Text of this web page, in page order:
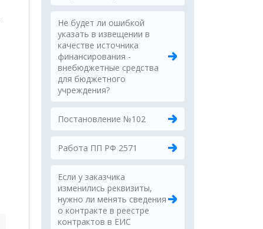
Не будет ли ошибкой
указать в извещении в
качестве источника
финансирования -
внебюджетные средства
для бюджетного
учреждения?
Постановление №102
Работа ПП РФ 2571
Если у заказчика
изменились реквизиты,
нужно ли менять сведения
о контракте в реестре
контрактов в ЕИС